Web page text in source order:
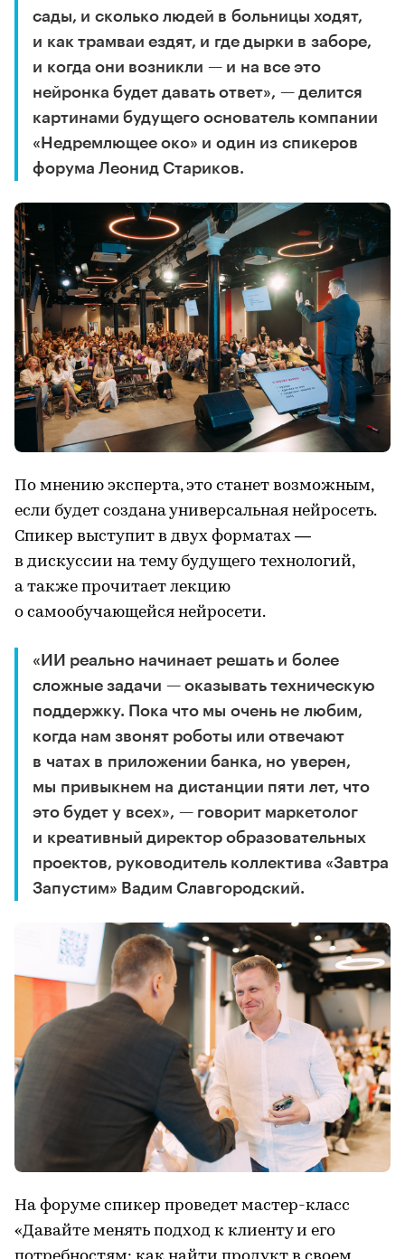
сады, и сколько людей в больницы ходят,
и как трамваи ездят, и где дырки в заборе,
и когда они возникли — и на все это
нейронка будет давать ответ», — делится
картинами будущего основатель компании
«Недремлющее око» и один из спикеров
форума Леонид Стариков.
По мнению эксперта, это станет возможным,
если будет создана универсальная нейросеть.
Спикер выступит в двух форматах —
в дискуссии на тему будущего технологий,
а также прочитает лекцию
о самообучающейся нейросети.
«ИИ реально начинает решать и более
сложные задачи — оказывать техническую
поддержку. Пока что мы очень не любим,
когда нам звонят роботы или отвечают
в чатах в приложении банка, но уверен,
мы привыкнем на дистанции пяти лет, что
это будет у всех», — говорит маркетолог
и креативный директор образовательных
проектов, руководитель коллектива «Завтра
Запустим» Вадим Славгородский.
На форуме спикер проведет мастер-класс
«Давайте менять подход к клиенту и его